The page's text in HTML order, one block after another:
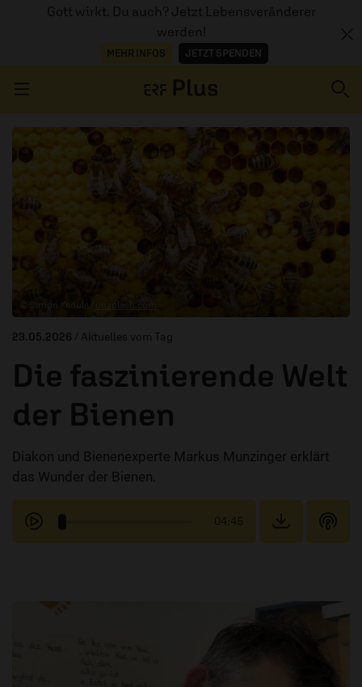
Gott wirkt. Du auch? Jetzt Lebensveränderer
werden!
MEHR INFOS JETZT SPENDEN
AUDIOTHEK
23.05.2026 / Aktuelles vom Tag
Die faszinierende Welt
der Bienen
Diakon und Bienenexperte Markus Munzinger erklärt
das Wunder der Bienen.
04:45